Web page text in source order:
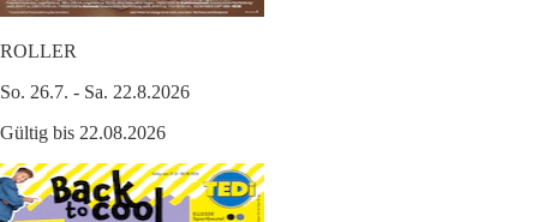
ROLLER
So. 26.7. - Sa. 22.8.2026
Gültig bis 22.08.2026